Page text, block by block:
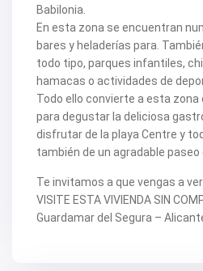
V2563
V2564
V2570
V2572
V2574
V2577
V2579
V2582
V2587
V2590
V2591
V2593
V2595
Babilonia.
En esta zona se encuentran
bares y heladerías para.
todo tipo, parques infantiles,
hamacas o actividades de
Todo ello convierte a esta
para degustar la deliciosa
disfrutar de la playa Centre y
también de un agradable
Te invitamos a que vengas a
VISITE ESTA VIVIENDA SIN
Guardamar del Segura –